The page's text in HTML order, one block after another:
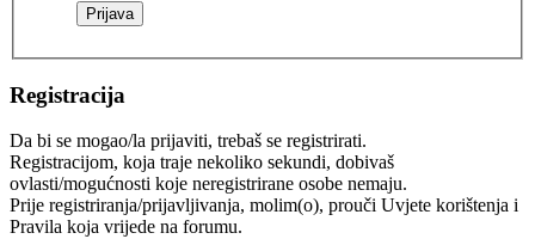
Registracija
Da bi se mogao/la prijaviti, trebaš se registrirati.
Registracijom, koja traje nekoliko sekundi, dobivaš
ovlasti/mogućnosti koje neregistrirane osobe nemaju.
Prije registriranja/prijavljivanja, molim(o), prouči Uvjete korištenja i
Pravila koja vrijede na forumu.